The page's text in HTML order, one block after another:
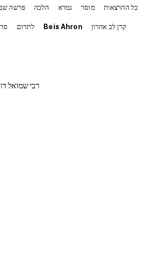
פרשה הלכה גמרא מוסר כל ההרצאות
לתרום Beis Ahron קרן לב אהרון
רבי שמואל